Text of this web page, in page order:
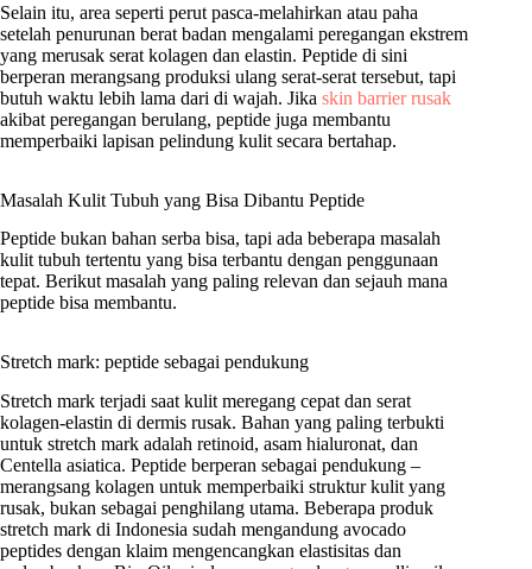
Selain itu, area seperti perut pasca-melahirkan atau paha
setelah penurunan berat badan mengalami peregangan ekstrem
yang merusak serat kolagen dan elastin. Peptide di sini
berperan merangsang produksi ulang serat-serat tersebut, tapi
butuh waktu lebih lama dari di wajah. Jika skin barrier rusak
akibat peregangan berulang, peptide juga membantu
memperbaiki lapisan pelindung kulit secara bertahap.
Masalah Kulit Tubuh yang Bisa Dibantu Peptide
Peptide bukan bahan serba bisa, tapi ada beberapa masalah
kulit tubuh tertentu yang bisa terbantu dengan penggunaan
tepat. Berikut masalah yang paling relevan dan sejauh mana
peptide bisa membantu.
Stretch mark: peptide sebagai pendukung
Stretch mark terjadi saat kulit meregang cepat dan serat
kolagen-elastin di dermis rusak. Bahan yang paling terbukti
untuk stretch mark adalah retinoid, asam hialuronat, dan
Centella asiatica. Peptide berperan sebagai pendukung –
merangsang kolagen untuk memperbaiki struktur kulit yang
rusak, bukan sebagai penghilang utama. Beberapa produk
stretch mark di Indonesia sudah mengandung avocado
peptides dengan klaim mengencangkan elastisitas dan